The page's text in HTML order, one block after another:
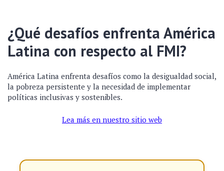
¿Qué desafíos enfrenta América
Latina con respecto al FMI?
América Latina enfrenta desafíos como la desigualdad social,
la pobreza persistente y la necesidad de implementar
políticas inclusivas y sostenibles.
Lea más en nuestro sitio web